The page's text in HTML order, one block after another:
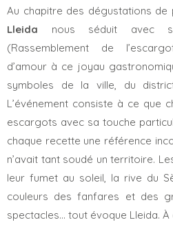
Au chapitre des dégustations
Lleida nous séduit avec
(Rassemblement de
d’amour à ce joyau
symboles de la ville, du
L’événement consiste à ce que
escargots avec sa touche
chaque recette une référence
n’avait tant soudé un territoire.
leur fumet au soleil, la rive du
couleurs des fanfares et des
spectacles… tout évoque Lleida. À